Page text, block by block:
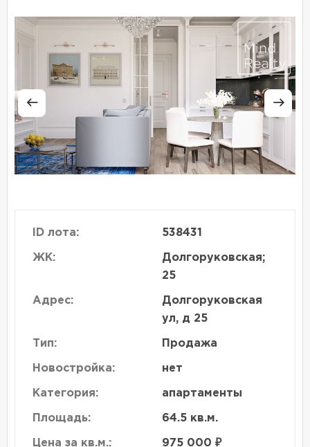
ID лота: 538431
ЖК:
Долгоруковская;
25
Адрес:
Долгоруковская
ул, д 25
Тип: Продажа
Новостройка: нет
Категория: апартаменты
Площадь: 64.5 кв.м.
Цена за кв.м.: 975 000 ₽